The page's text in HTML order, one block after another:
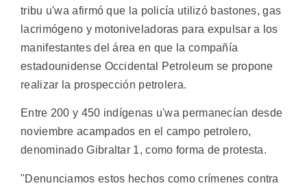
tribu u'wa afirmó que la policía utilizó bastones, gas
lacrimógeno y motoniveladoras para expulsar a los
manifestantes del área en que la compañía
estadounidense Occidental Petroleum se propone
realizar la prospección petrolera.
Entre 200 y 450 indígenas u'wa permanecían desde
noviembre acampados en el campo petrolero,
denominado Gibraltar 1, como forma de protesta.
"Denunciamos estos hechos como crímenes contra